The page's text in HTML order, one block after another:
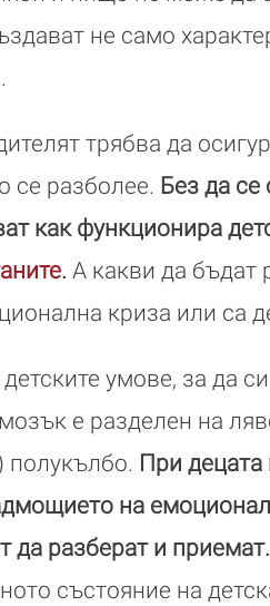
не само
трябва да
се разболее. Без да
как функционира
. А какви да бъдат
криза или са
умове, за да
е разделен на
полукълбо. При децата
на
да разберат и приемат.
състояние на